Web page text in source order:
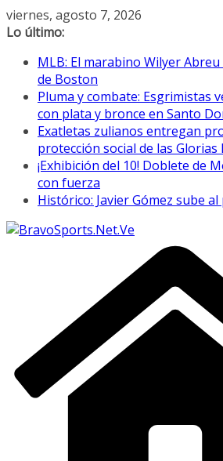
Saltar
al
viernes, agosto 7, 2026
Lo último:
MLB: El marabino Wilyer
de Boston
Pluma y combate: Esgrimistas
con plata y bronce en Santo
Exatletas zulianos entregan
protección social de las
¡Exhibición del 10! Doblete de
con fuerza
Histórico: Javier Gómez sube